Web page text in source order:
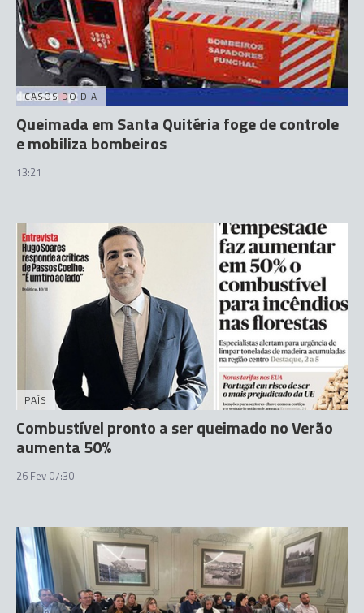
CASOS DO DIA
Queimada em Santa Quitéria foge de controle
e mobiliza bombeiros
13:21
PAÍS
Combustível pronto a ser queimado no Verão
aumenta 50%
26 Fev 07:30